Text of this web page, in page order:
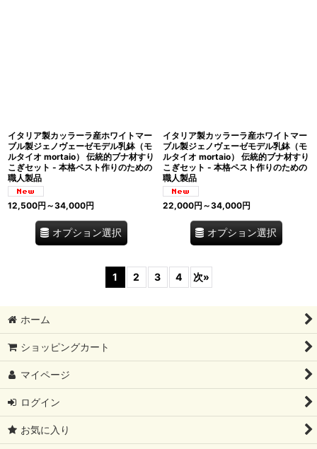
イタリア製カッラーラ産ホワイトマー
ブル製ジェノヴェーゼモデル乳鉢（モ
ルタイオ mortaio） 伝統的ブナ材すり
こぎセット - 本格ペスト作りのための
職人製品
12,500円 ～34,000円
オプション選択
イタリア製カッラーラ産ホワイトマー
ブル製ジェノヴェーゼモデル乳鉢（モ
ルタイオ mortaio） 伝統的ブナ材すり
こぎセット - 本格ペスト作りのための
職人製品
22,000円 ～34,000円
オプション選択
1 2 3 4 次»
ホーム
ショッピングカート
マイページ
ログイン
お気に入り